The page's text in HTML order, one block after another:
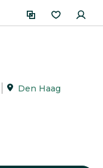
Den Haag